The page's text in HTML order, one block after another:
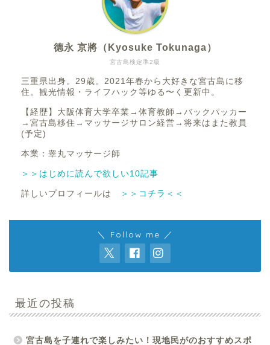
宮古島検定準2級
德永 京將（Kyosuke Tokunaga）
三重県出身。29歳。2021年春から大好きな宮古島に移
住。観光情報・ライフハック等ゆる〜く更新中。
【経歴】大阪体育大学卒業→体育教師→バックパッカー
→宮古島移住→マッサージサロン経営→将来はまた教員
(予定)
本業：睾丸マッサージ師
＞＞はじめに読んで欲しい10記事
詳しいプロフィールは ＞＞コチラ＜＜
＼ Follow me ／
最近の投稿
宮古島を子連れで楽しみたい！現地民がのおすすめスポ